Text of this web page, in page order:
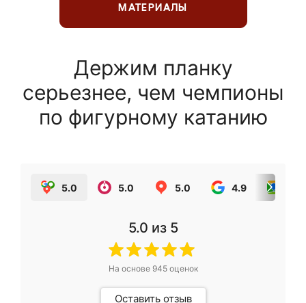
МАТЕРИАЛЫ
Держим планку
серьезнее, чем чемпионы
по фигурному катанию
5.0 5.0 5.0 4.9
5.0 из 5
На основе 945оценок
Оставить отзыв